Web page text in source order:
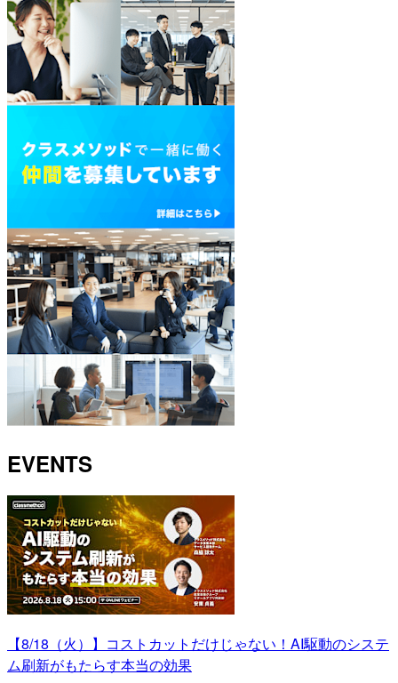
EVENTS
【8/18（火）】コストカットだけじゃない！AI駆動のシステ
ム刷新がもたらす本当の効果